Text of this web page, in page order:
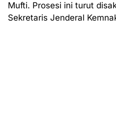
Mufti. Prosesi ini turut
Sekretaris Jenderal